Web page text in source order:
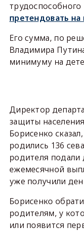
трудоспособного
претендовать
Его сумма, по
Владимира
минимуму на
Директор
защиты
Борисенко
родились 136
родителя
ежемесячной
уже получили
Борисенко
родителям, у
или появится